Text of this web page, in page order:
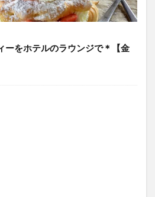
ーをホテルのラウンジで＊【金